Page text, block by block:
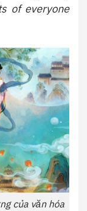
of everyone
của văn hóa